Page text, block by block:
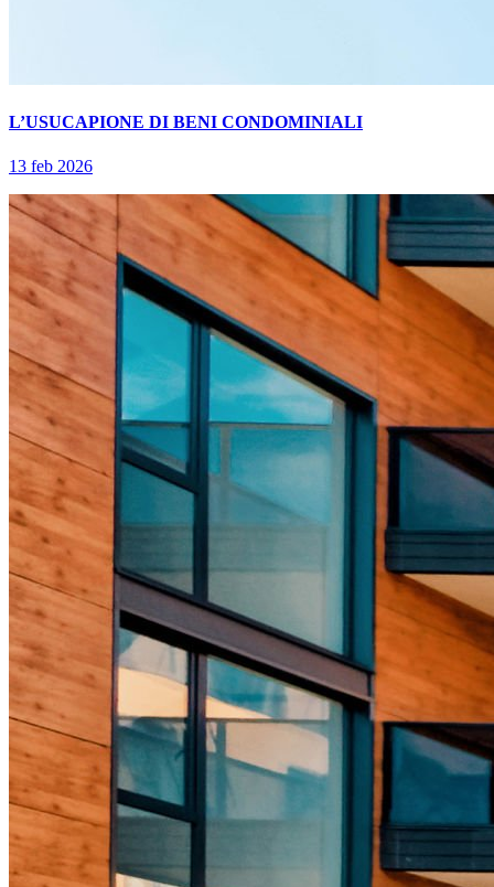
L’USUCAPIONE DI BENI CONDOMINIALI
13 feb 2026